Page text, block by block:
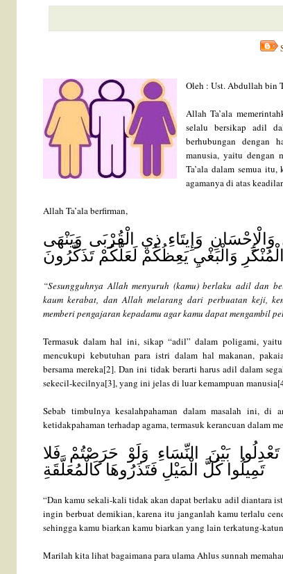
Oleh : Ust. Abdullah bin
Allah Ta’ala
selalu bersikap adil
berhubungan dengan
manusia, yaitu dengan
Ta’ala dalam semua itu,
agamanya di atas
Allah Ta’ala berfirman,
وَالْإِحْسَانِ وَإِيتَاءِ ذِي الْقُرْبَى وَيَنْهَى
وَالْبَغْيِ يَعِظُكُمْ لَعَلَّكُمْ تَذَكَّرُونَ
“Sesungguhnya Allah menyuruh (kamu) berlaku adil dan
kaum kerabat, dan Allah melarang dari perbuatan keji,
memberi pengajaran kepadamu agar kamu dapat mengambil
Termasuk dalam hal ini, sikap “adil” dalam poligami,
mencukupi kebutuhan para istri dalam hal makanan,
bersama mereka[2]. Dan ini tidak berarti harus adil dalam
sekecil-kecilnya[3], yang ini jelas di luar kemampuan
Sebab timbulnya kesalahpahaman dalam masalah ini, di
ketidakpahaman terhadap agama, termasuk kerancuan dalam
بَيْنَ النِّسَاءِ وَلَوْ حَرَصْتُمْ فَلا
تَمِيلُوا كُلَّ الْمَيْلِ فَتَذَرُوهَا كَالْمُعَلَّقَةِ
“Dan kamu sekali-kali tidak akan dapat berlaku adil diantara
ingin berbuat demikian, karena itu janganlah kamu terlalu
sehingga kamu biarkan kamu biarkan yang lain terkatung-
Marilah kita lihat bagaimana para ulama Ahlus sunnah